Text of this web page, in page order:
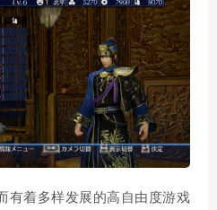
有着多样发展的高自由度游戏